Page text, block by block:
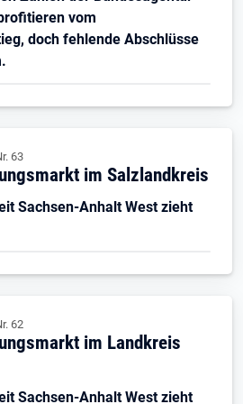
vom
doch fehlende Abschlüsse
63
im Salzlandkreis
Sachsen-Anhalt West zieht
62
im Landkreis
Sachsen-Anhalt West zieht